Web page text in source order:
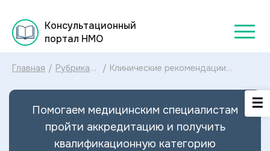
Консультационный
портал НМО
Главная / Рубрикатор
рекомендаций
/ Клинические рекомендации
гипоксии плода МКБ-10:
диагностика и лечение Признаков
внутриутробной гипоксии плода
2023
Помогаем медицинским специалистам
пройти аккредитацию и получить
квалификационную категорию